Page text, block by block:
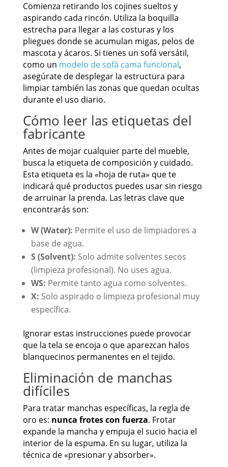
Comienza retirando los cojines sueltos y
aspirando cada rincón. Utiliza la boquilla
estrecha para llegar a las costuras y los
pliegues donde se acumulan migas, pelos de
mascota y ácaros. Si tienes un sofá versátil,
como un modelo de sofá cama funcional,
asegúrate de desplegar la estructura para
limpiar también las zonas que quedan ocultas
durante el uso diario.
Cómo leer las etiquetas del
fabricante
Antes de mojar cualquier parte del mueble,
busca la etiqueta de composición y cuidado.
Esta etiqueta es la «hoja de ruta» que te
indicará qué productos puedes usar sin riesgo
de arruinar la prenda. Las letras clave que
encontrarás son:
W (Water): Permite el uso de limpiadores a
base de agua.
S (Solvent): Solo admite solventes secos
(limpieza profesional). No uses agua.
WS: Permite tanto agua como solventes.
X: Solo aspirado o limpieza profesional muy
específica.
Ignorar estas instrucciones puede provocar
que la tela se encoja o que aparezcan halos
blanquecinos permanentes en el tejido.
Eliminación de manchas
difíciles
Para tratar manchas específicas, la regla de
oro es: nunca frotes con fuerza. Frotar
expande la mancha y empuja el sucio hacia el
interior de la espuma. En su lugar, utiliza la
técnica de «presionar y absorber».